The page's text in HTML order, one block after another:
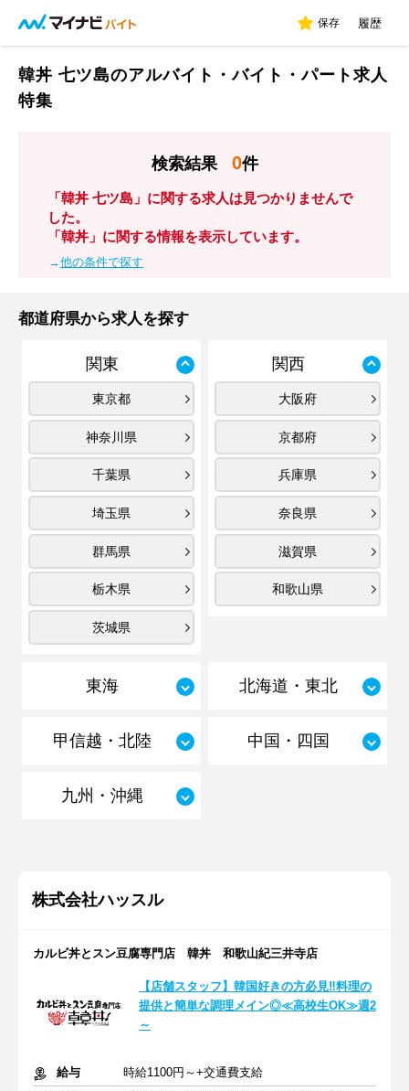
保存 履歴
韓丼 七ツ島のアルバイト・バイト・パート求人
特集
検索結果 0件
「韓丼 七ツ島」に関する求人は見つかりませんで
した。
「韓丼」に関する情報を表示しています。
→他の条件で探す
都道府県から求人を探す
関東
東京都
神奈川県
千葉県
埼玉県
群馬県
栃木県
茨城県
関西
大阪府
京都府
兵庫県
奈良県
滋賀県
和歌山県
東海 北海道・東北
甲信越・北陸 中国・四国
九州・沖縄
株式会社ハッスル
カルビ丼とスン豆腐専門店 韓丼 和歌山紀三井寺店
【店舗スタッフ】韓国好きの方必見‼料理の
提供と簡単な調理メイン◎≪高校生OK≫週2
～
給与
時給1100円～+交通費支給